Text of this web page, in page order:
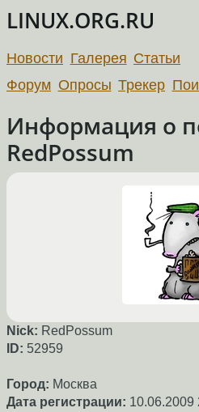
LINUX.ORG.RU
Новости Галерея Статьи
Форум Опросы Трекер
Информация о
RedPossum
Nick: RedPossum
ID: 52959
Город: Москва
Дата регистрации: 10.06.2009